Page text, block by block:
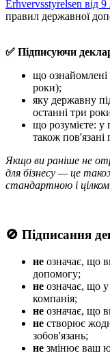
Erhvervsstyrelsen від
правил державної
✅ Підписуючи
що ознайомлені
роки);
яку державну
останні три
що розумієте: у
також пов'язані
Якщо ви раніше не
для бізнесу — це
стандартною і
🚫 Підписання
не означає, що
допомогу;
не означає, що у
компанія;
не означає, що
не створює
зобов'язань;
не змінює ваш